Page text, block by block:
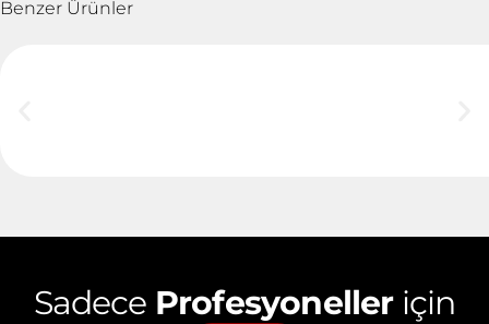
Benzer Ürünler
Sadece Profesyonelleriçin